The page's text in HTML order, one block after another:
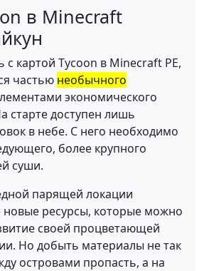
в Minecraft
картой Tycoon в Minecraft PE,
частью необычного
экономического
старте доступен лишь
в небе. С него необходимо
более крупного
суши.
парящей локации
новые ресурсы, которые можно
своей процветающей
Но добыть материалы не так
островами пропасть, а на